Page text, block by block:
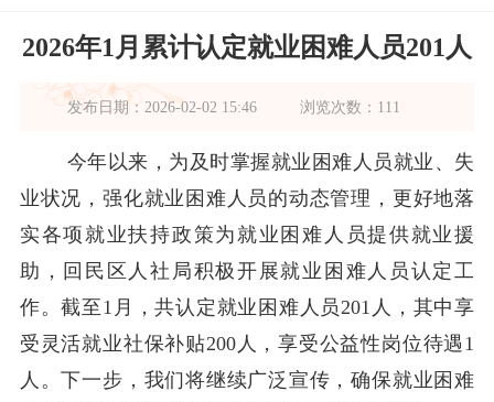
卫生健康委员会 退役军人事务局 应急管理局
外事办公室 市国有资产监督管理委员会
市场监督管理局
林业和草原局 国防动员办公室 医疗保障局
公共资源交易监督管理局
开发区
呼和浩特综合保税区 经济技术开发区 和林格尔新区
政务公开
政务服务
政府数据
互动交流
2026年1月累计认定就业困难人员201人
发布日期：2026-02-02 15:46 浏览次数：111
今年以来，为及时掌握就业困难人员就业、失
业状况，强化就业困难人员的动态管理，更好地落
实各项就业扶持政策为就业困难人员提供就业援
助，回民区人社局积极开展就业困难人员 认定工
作。截至1月，共认定就业困难人员201 人 ， 其中享
受灵活就业社保补贴200人，享受公益性岗位待遇1
人 。下一步，我们将继续广泛宣传，确保就业困难